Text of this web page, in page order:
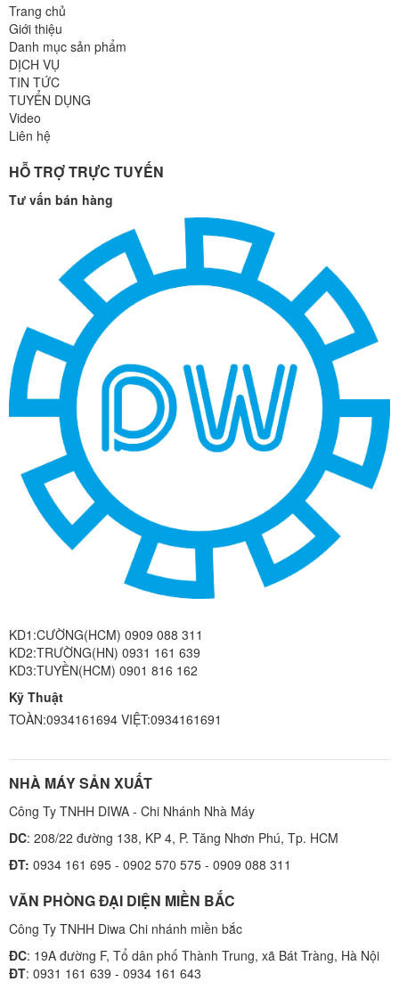
Trang chủ
Giới thiệu
Danh mục sản phẩm
DỊCH VỤ
TIN TỨC
TUYỂN DỤNG
Video
Liên hệ
HỖ TRỢ TRỰC TUYẾN
Tư vấn bán hàng
KD1:CƯỜNG(HCM) 0909 088 311
KD2:TRƯỜNG(HN) 0931 161 639
KD3:TUYỀN(HCM) 0901 816 162
Kỹ Thuật
TOÀN:0934161694 VIỆT:0934161691
NHÀ MÁY SẢN XUẤT
Công Ty TNHH DIWA - Chi Nhánh Nhà Máy
DC: 208/22 đường 138, KP 4, P. Tăng Nhơn Phú, Tp. HCM
ĐT: 0934 161 695 - 0902 570 575 - 0909 088 311
VĂN PHÒNG ĐẠI DIỆN MIỀN BẮC
Công Ty TNHH Diwa Chi nhánh miền bắc
ĐC: 19A đường F, Tổ dân phố Thành Trung, xã Bát Tràng, Hà Nội
ĐT: 0931 161 639 - 0934 161 643